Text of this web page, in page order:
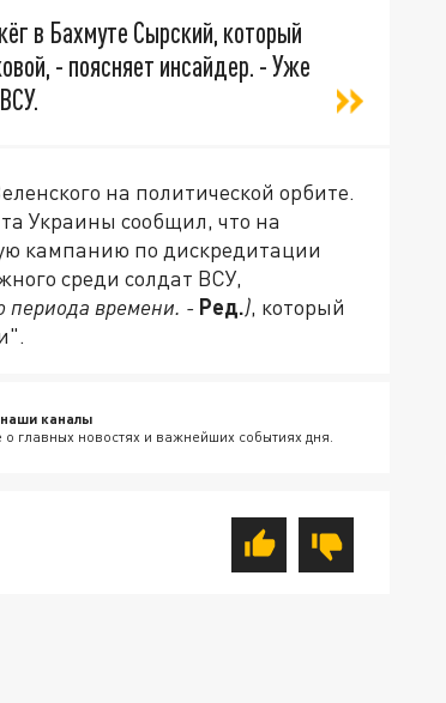
в Бахмуте Сырский, который
- поясняет инсайдер. - Уже
на политической орбите.
Украины сообщил, что на
кампанию по дискредитации
среди солдат ВСУ,
периода времени. - Ред.), который
каналы
о главных новостях и важнейших событиях дня.